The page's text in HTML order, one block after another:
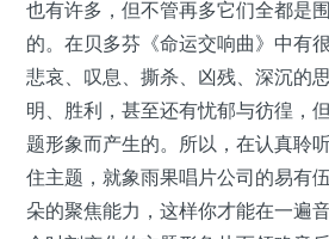
也有许多，但不管再多它们全都是
的。在贝多芬《命运交响曲》中有
悲哀、叹息、撕杀、凶残、深沉的
明、胜利，甚至还有忧郁与彷徨，
题形象而产生的。所以，在认真聆
住主题，就象雨果唱片公司的易有
朵的聚焦能力，这样你才能在一遍